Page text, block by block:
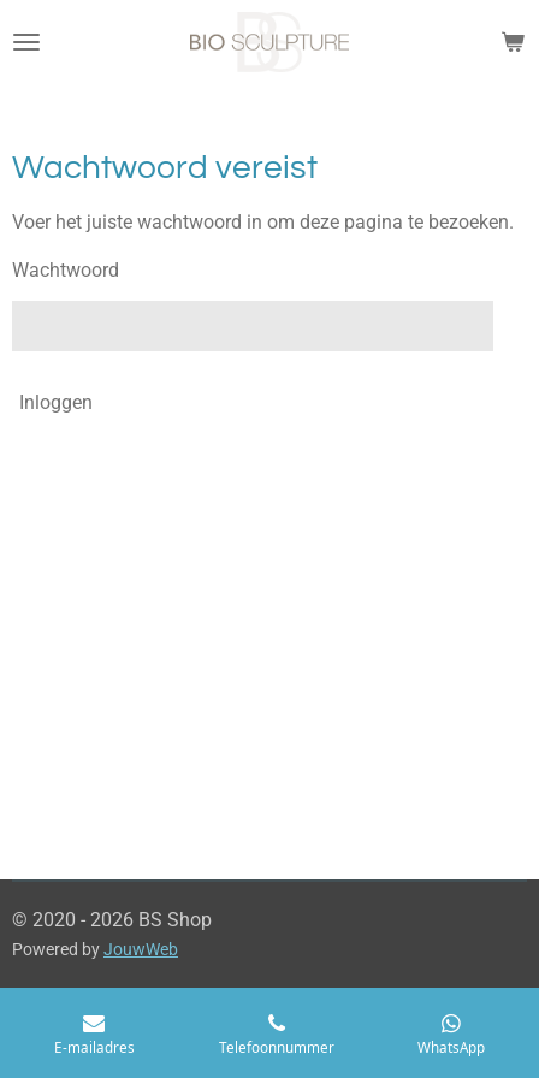
direct
Wachtwoord vereist
Voer het juiste wachtwoord in om deze pagina te bezoeken.
Wachtwoord
Inloggen
© 2020 - 2026 BS Shop
Powered byJouwWeb
E-mailadres Telefoonnummer WhatsApp